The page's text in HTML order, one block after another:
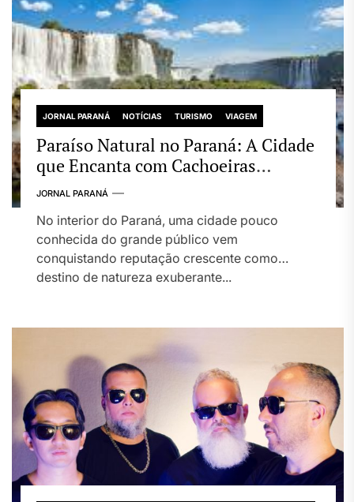
JORNAL PARANÁ NOTÍCIAS TURISMO VIAGEM
Paraíso Natural no Paraná: A Cidade
que Encanta com Cachoeiras
Gigantes e Riqueza Ambiental
JORNAL PARANÁ
No interior do Paraná, uma cidade pouco
conhecida do grande público vem
conquistando reputação crescente como
destino de natureza exuberante...